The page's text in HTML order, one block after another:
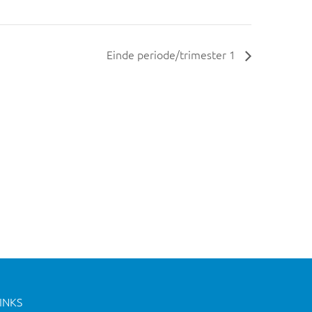
Einde periode/trimester 1